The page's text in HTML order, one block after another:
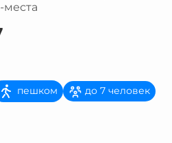
места
пешком до 7 человек